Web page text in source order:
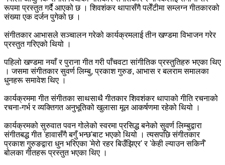
रूपमा प्रस्तुत गर्दै आएको छ । शिवशंकर थापासँगै पलेँटीमा सम्लग्न गीतकारको
संख्या एक दर्जन पुगेको छ ।
संगीतकार आभासले सञ्चालन गरेको कार्यक्रमलाई तीन खण्डमा विभाजन गरेर
प्रस्तुत गरिएको थियो ।
पहिलो खण्डमा नयाँ र पुराना गीत गरी पाँचवटा सांगीतिक प्रस्तुतिहरु भएका थिए
। जसमा संगीतकार सुवर्ण लिम्बु, प्रकाश गुरुङ, आभास र बलराम समालका
धुनहरू समावेश थिए ।
कार्यक्रममा गीत संगीतका साथसाथै गीतकार शिवशंकर थापाको गीति रचनाको
रचना-गर्भ र व्यक्तिगत अनुभूतिको खुलासा मूल आकर्षणमा रहेको थियो ।
कार्यक्रमको सुरुवात पवन गोलेको स्वरमा प्रसिद्ध बनेको सुवर्ण लिम्बुद्वारा
संगीतबद्ध गीत 'हावासँगै बगुँ भन्छ'बाट भएको थियो । त्यसपछि संगीतकार
प्रकाश गुरुङद्वारा धुन भरिएका 'मेरो रहर बिउँझिएर' र 'केही ल्याउन सकिनँ'
बोलका गीतहरू प्रस्तुत भएका थिए ।